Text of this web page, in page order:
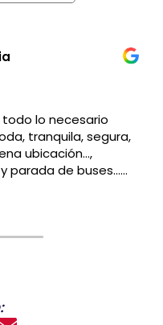
lo necesario
tranquila, segura,
ubicación…,
parada de buses…